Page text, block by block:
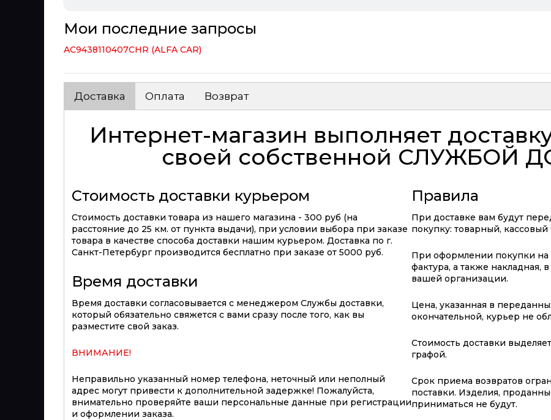
Мои последние запросы
AC9438110407CHR (ALFA CAR)
Доставка Оплата Возврат
Интернет-магазин выполняет
своей собственной СЛУЖБОЙ
Стоимость доставки курьером
Стоимость доставки товара из нашего магазина - 300 руб (на
расстояние до 25 км. от пункта выдачи), при условии выбора при заказе
товара в качестве способа доставки нашим курьером. Доставка по г.
Санкт-Петербург производится бесплатно при заказе от 5000 руб.
Время доставки
Время доставки согласовывается с менеджером Службы доставки,
который обязательно свяжется с вами сразу после того, как вы
разместите свой заказ.
ВНИМАНИЕ!
Неправильно указанный номер телефона, неточный или неполный
адрес могут привести к дополнительной задержке! Пожалуйста,
внимательно проверяйте ваши персональные данные при регистрации
и оформлении заказа.
Правила
При доставке вам будут
покупку: товарный,
При оформлении покупки на
фактура, а также накладная,
вашей организации.
Цена, указанная в
окончательной, курьер не
Стоимость доставки
графой.
Срок приема возвратов
поставки. Изделия,
приниматься не будут.